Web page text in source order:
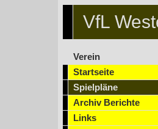
VfL
Verein
Startseite
Spielpläne
Archiv Berichte
Links